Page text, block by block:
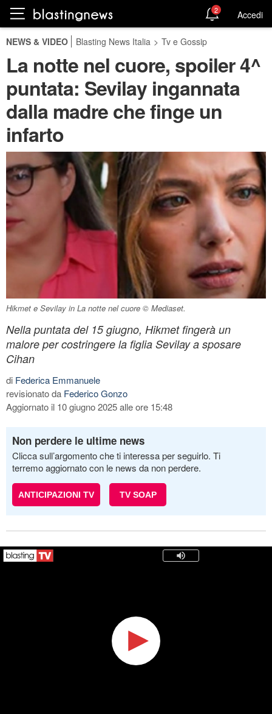
2 Accedi
NEWS & VIDEO Blasting News Italia > Tv e Gossip
La notte nel cuore, spoiler 4^
puntata: Sevilay ingannata
dalla madre che finge un
infarto
Hikmet e Sevilay in La notte nel cuore © Mediaset.
Nella puntata del 15 giugno, Hikmet fingerà un
malore per costringere la figlia Sevilay a sposare
Cihan
di Federica Emmanuele
revisionato da Federico Gonzo
Aggiornato il 10 giugno 2025 alle ore 15:48
Non perdere le ultime news
Clicca sull’argomento che ti interessa per seguirlo. Ti
terremo aggiornato con le news da non perdere.
ANTICIPAZIONI TV TV SOAP